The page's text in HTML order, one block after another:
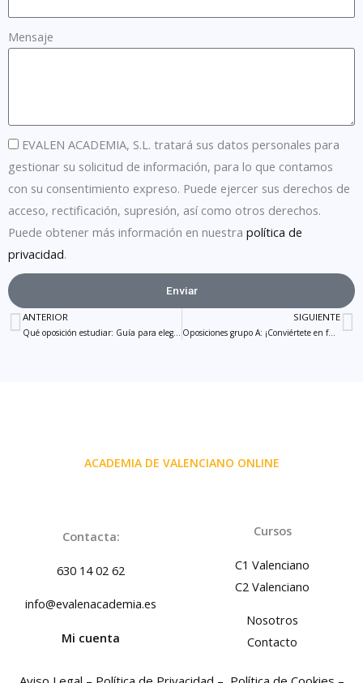
Mensaje
EVALEN ACADEMIA, S.L. tratará sus datos personales para
gestionar su solicitud de información, para lo que contamos
con su consentimiento expreso. Puede ejercer sus derechos de
acceso, rectificación, supresión, así como otros derechos.
Puede obtener más información en nuestra política de
privacidad.
Enviar
Ant
ANTERIOR SIGUIENTE
Oposiciones grupo A: ¡Conviértete en funcionario de alto nivel!
ACADEMIA DE VALENCIANO ONLINE
Contacta:
630 14 02 62
info@evalenacademia.es
Mi cuenta
Cursos
C1 Valenciano
C2 Valenciano
Nosotros
Contacto